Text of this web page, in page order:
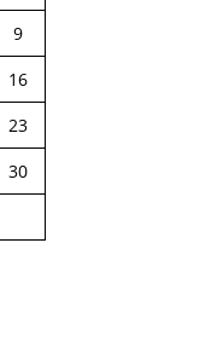
9
16
23
30